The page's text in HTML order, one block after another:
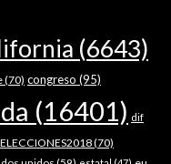
(6643)
(70) congreso (95)
(16401) dif
ELECCIONES2018(70)